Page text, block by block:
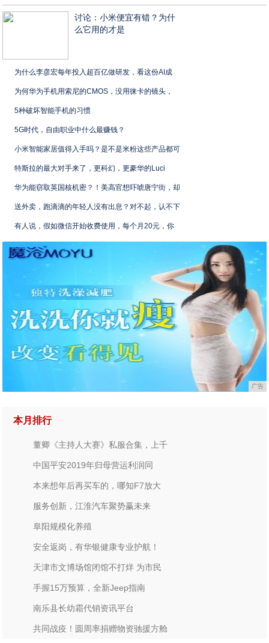
讨论：小米便宜有错？为什
么它用的才是
为什么李彦宏每年投入超百亿做研发，看这份AI成
为何华为手机用索尼的CMOS，没用徕卡的镜头，
5种破坏智能手机的习惯
5G时代，自由职业中什么最赚钱？
小米智能家居值得入手吗？是不是米粉这些产品都可
特斯拉的最大对手来了，更科幻，更豪华的Luci
华为能窃取英国核机密？！美高官想吓唬唐宁街，却
送外卖，跑滴滴的年轻人没有出息？对不起，认不下
有人说，假如微信开始收费使用，每个月20元，你
广告
本月排行
董卿《主持人大赛》私服合集，上千
中国平安2019年归母营运利润同
本来想年后再买车的，哪知F7放大
服务创新，江淮汽车聚势赢未来
阜阳规模化养殖
安全返岗，有华银健康专业护航！
天津市文博场馆闭馆不打烊 为市民
手握15万预算，全新Jeep指南
南乐县长幼霜代销资讯平台
共同战疫！圆周率捐赠物资驰援方舱